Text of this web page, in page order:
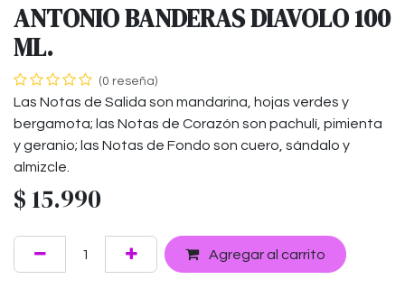
ANTONIO BANDERAS DIAVOLO 100
ML.
(0 reseña)
Las Notas de Salida son mandarina, hojas verdes y
bergamota; las Notas de Corazón son pachulí, pimienta
y geranio; las Notas de Fondo son cuero, sándalo y
almizcle.
$ 15.990
Agregar al carrito